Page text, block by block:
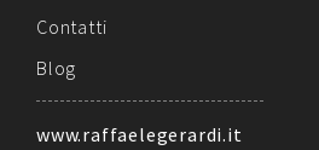
Contatti
Blog
www.raffaelegerardi.it